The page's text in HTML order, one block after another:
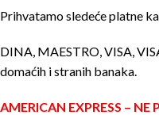
Prihvatamo sledeće platne
DINA, MAESTRO, VISA,
domaćih i stranih banaka.
AMERICAN EXPRESS – NE